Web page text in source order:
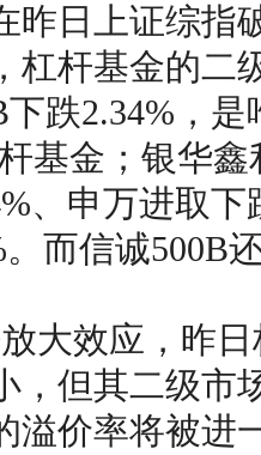
日上证综指
杠杆基金的二
跌2.34%，
基金；银华鑫
、申万进取下
而信诚500B
效应，昨日
，但其二级市
溢价率将被进